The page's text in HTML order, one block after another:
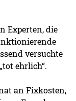
Experten, die
versuchte
ehrlich“.
an Fixkosten,